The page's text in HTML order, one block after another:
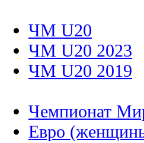
ЧМ U20
ЧМ U20 2023
ЧМ U20 2019
Чемпионат
Евро